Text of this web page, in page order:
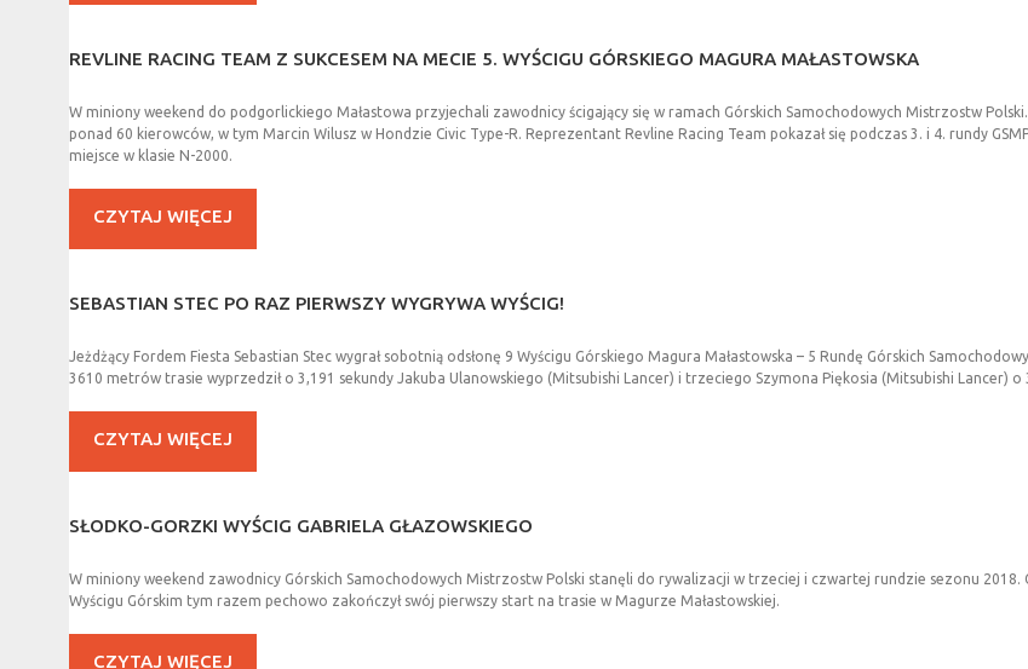
REVLINE RACING TEAM Z SUKCESEM NA MECIE 5. WYŚCIGU GÓRSKIEGO MAGURA MAŁASTOWSKA
W miniony weekend do podgorlickiego Małastowa przyjechali zawodnicy ścigający się w ramach Górskich Samochodowych Mistrzostw
ponad 60 kierowców, w tym Marcin Wilusz w Hondzie Civic Type-R. Reprezentant Revline Racing Team pokazał się podczas 3. i 4. rundy
miejsce w klasie N-2000.
CZYTAJ WIĘCEJ
SEBASTIAN STEC PO RAZ PIERWSZY WYGRYWA WYŚCIG!
Jeżdżący Fordem Fiesta Sebastian Stec wygrał sobotnią odsłonę 9 Wyścigu Górskiego Magura Małastowska – 5 Rundę Górskich
3610 metrów trasie wyprzedził o 3,191 sekundy Jakuba Ulanowskiego (Mitsubishi Lancer) i trzeciego Szymona Piękosia (Mitsubishi Lancer) o
CZYTAJ WIĘCEJ
SŁODKO-GORZKI WYŚCIG GABRIELA GŁAZOWSKIEGO
W miniony weekend zawodnicy Górskich Samochodowych Mistrzostw Polski stanęli do rywalizacji w trzeciej i czwartej rundzie sezonu 2018.
Wyścigu Górskim tym razem pechowo zakończył swój pierwszy start na trasie w Magurze Małastowskiej.
CZYTAJ WIĘCEJ